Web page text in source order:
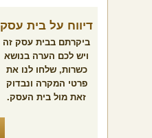
דיווח על בית עסק
ביקרתם בבית עסק זה
ויש לכם הערה בנושא
כשרות, שלחו לנו את
פרטי המקרה ונבדוק
זאת מול בית העסק.